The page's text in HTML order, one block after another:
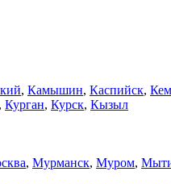
, Камышин, Каспийск,
, Курган, Курск, Кызыл
, Мурманск, Муром,